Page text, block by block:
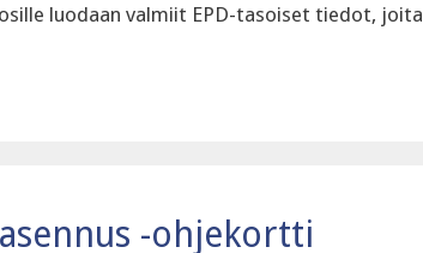
luodaan valmiit EPD-tasoiset tiedot, joita
-ohjekortti